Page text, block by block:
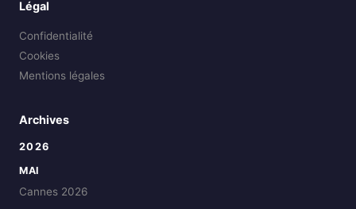
Légal
Confidentialité
Cookies
Mentions légales
Archives
2026
MAI
Cannes 2026